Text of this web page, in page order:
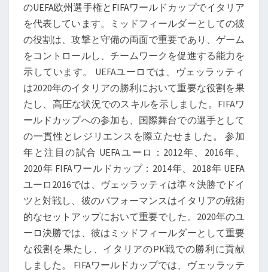
のUEFA欧州選手権とFIFAワールドカップでイタリア
を代表しています。ミッドフィールダーとしての彼
の役割は、攻撃と守備の両面で重要であり、ゲーム
をコントロールし、チームワークを促進する能力を
示しています。 UEFAユーロでは、ヴェッラッティ
は2020年のイタリアの勝利において重要な役割を果
たし、高圧な状況でのスキルを示しました。FIFAワ
ールドカップへの参加も、国際舞台での選手として
の一貫性とレジリエンスを際立たせました。 参加
年と注目の試合 UEFAユーロ：2012年、2016年、
2020年 FIFAワールドカップ：2014年、2018年 UEFA
ユーロ2016では、ヴェッラッティは準々決勝でドイ
ツと対戦し、彼のパフォーマンスはイタリアの戦術
的なセットアップにおいて重要でした。2020年のユ
ーロ決勝では、彼はミッドフィールダーとして重要
な役割を果たし、イタリアのPK戦での勝利に貢献
しました。 FIFAワールドカップでは、ヴェッラッテ